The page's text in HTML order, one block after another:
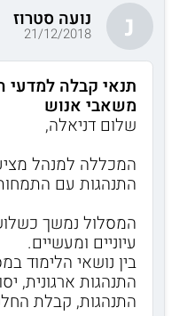
נ נועה סטרוז
21/12/2018
תנאי קבלה למדעי
משאבי אנוש
שלום דניאלה,
המכללה למנהל
התנהגות עם
המסלול נמשך
עיוניים ומעשיים.
בין נושאי הלימוד
התנהגות ארגונית,
התנהגות, קבלת